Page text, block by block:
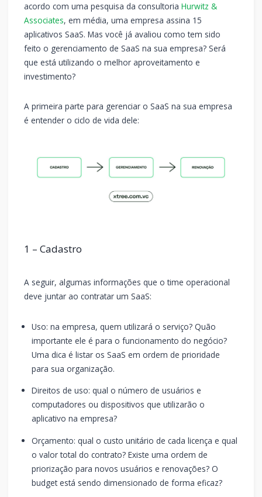
acordo com uma pesquisa da consultoria Hurwitz &
Associates, em média, uma empresa assina 15
aplicativos SaaS. Mas você já avaliou como tem sido
feito o gerenciamento de SaaS na sua empresa? Será
que está utilizando o melhor aproveitamento e
investimento?
A primeira parte para gerenciar o SaaS na sua empresa
é entender o ciclo de vida dele:
1 – Cadastro
A seguir, algumas informações que o time operacional
deve juntar ao contratar um SaaS:
Uso: na empresa, quem utilizará o serviço? Quão
importante ele é para o funcionamento do negócio?
Uma dica é listar os SaaS em ordem de prioridade
para sua organização.
Direitos de uso: qual o número de usuários e
computadores ou dispositivos que utilizarão o
aplicativo na empresa?
Orçamento: qual o custo unitário de cada licença e qual
o valor total do contrato? Existe uma ordem de
priorização para novos usuários e renovações? O
budget está sendo dimensionado de forma eficaz?